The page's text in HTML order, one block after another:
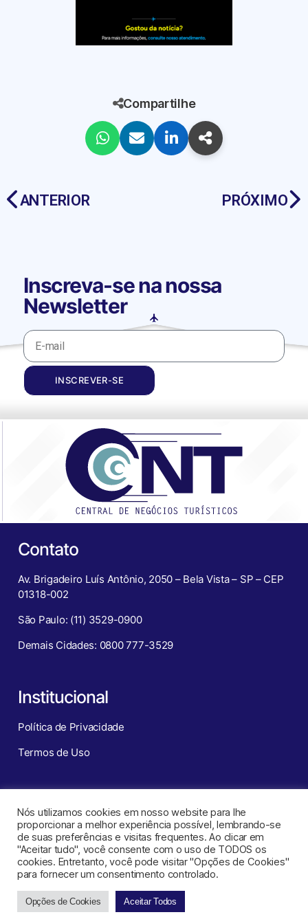
Compartilhe
ANTERIOR PRÓXIMO
Inscreva-se na nossa
Newsletter
INSCREVER-SE
Contato
Av. Brigadeiro Luís Antônio, 2050 – Bela Vista – SP – CEP
01318-002
São Paulo: (11) 3529-0900
Demais Cidades: 0800 777-3529
Institucional
Política de Privacidade
Termos de Uso
Redes Sociais
CNT – Central de Negócios Turísticos ©
Nós utilizamos cookies em nosso website para lhe
proporcionar a melhor experiência possível, lembrando-se
de suas preferências e visitas frequentes. Ao clicar em
"Aceitar tudo", você consente com o uso de TODOS os
cookies. Entretanto, você pode visitar "Opções de Cookies"
para fornecer um consentimento controlado.
Opções de Cookies Aceitar Todos